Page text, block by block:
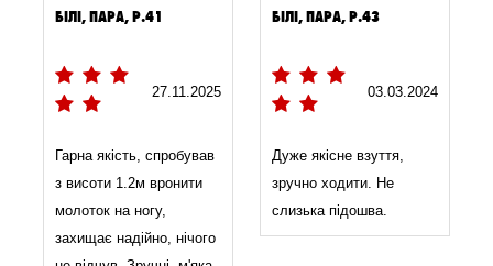
БІЛІ, ПАРА, Р.41
27.11.2025
Гарна якість, спробував
з висоти 1.2м вронити
молоток на ногу,
захищає надійно, нічого
БІЛІ, ПАРА, Р.43
03.03.2024
Дуже якісне взуття,
зручно ходити. Не
слизька підошва.